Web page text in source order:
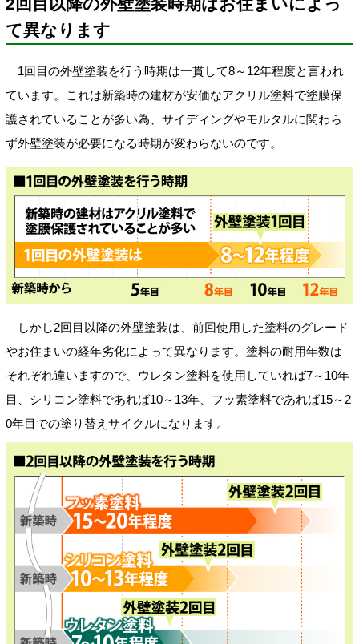
2回目以降の外壁塗装時期はお住まいによっ
て異なります
1回目の外壁塗装を行う時期は一貫して8～12年程度と言われ
ています。これは新築時の建材が安価なアクリル塗料で塗膜保
護されていることが多い為、サイディングやモルタルに関わら
ず外壁塗装が必要になる時期が変わらないのです。
しかし2回目以降の外壁塗装は、前回使用した塗料のグレード
やお住まいの経年劣化によって異なります。塗料の耐用年数は
それぞれ違いますので、ウレタン塗料を使用していれば7～10年
目、シリコン塗料であれば10～13年、フッ素塗料であれば15～2
0年目での塗り替えサイクルになります。